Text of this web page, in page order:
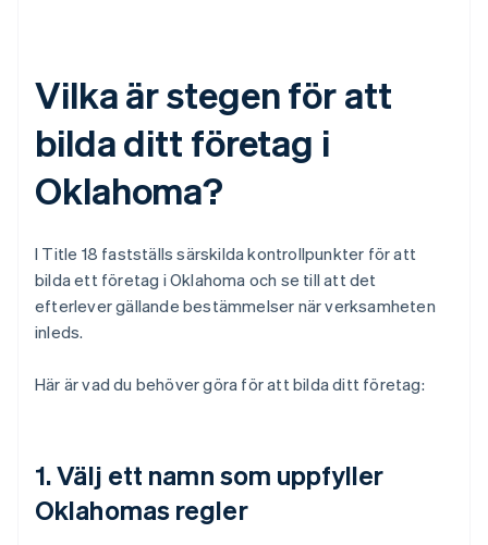
Vilka är stegen för att
bilda ditt företag i
Oklahoma?
I Title 18 fastställs särskilda kontrollpunkter för att
bilda ett företag i Oklahoma och se till att det
efterlever gällande bestämmelser när verksamheten
inleds.
Här är vad du behöver göra för att bilda ditt företag:
1. Välj ett namn som uppfyller
Oklahomas regler